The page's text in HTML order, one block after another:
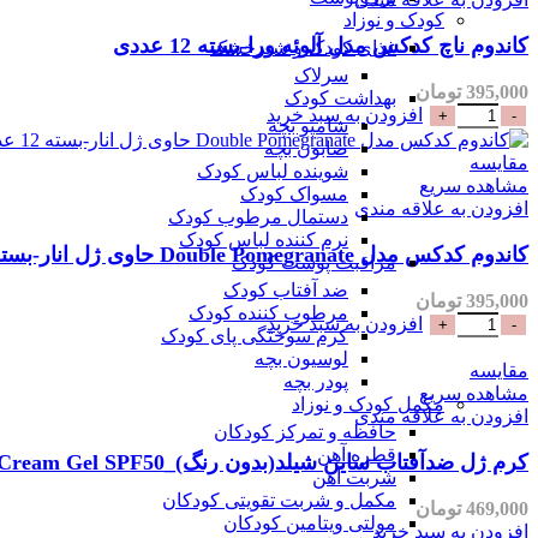
کودک و نوزاد
غذای کودک و شیرخشک
سرلاک
بهداشت کودک
شامپو بچه
صابون بچه
شوینده لباس کودک
مسواک کودک
دستمال مرطوب کودک
نرم کننده لباس کودک
مراقبت پوست کودک
ضد آفتاب کودک
مرطوب کننده کودک
کرم سوختگی پای کودک
لوسیون بچه
پودر بچه
مکمل کودک و نوزاد
حافظه و تمرکز کودکان
قطره آهن
شربت آهن
مکمل و شربت تقویتی کودکان
مولتی ویتامین کودکان
کاندوم ناچ کدکس مدل آلوئه ورا-بسته 12 عددی
395,000 تومان
افزودن به سبد خرید
مقایسه
مشاهده سریع
افزودن به علاقه مندی
کاندوم کدکس مدل Double Pomegranate حاوی ژل انار-بسته 12 عددی
395,000 تومان
افزودن به سبد خرید
مقایسه
مشاهده سریع
افزودن به علاقه مندی
کرم ژل ضدآفتاب ساین شیلد(بدون رنگ)_SynSkin Synshield Sunscreen Cream Gel SPF50
469,000 تومان
افزودن به سبد خرید